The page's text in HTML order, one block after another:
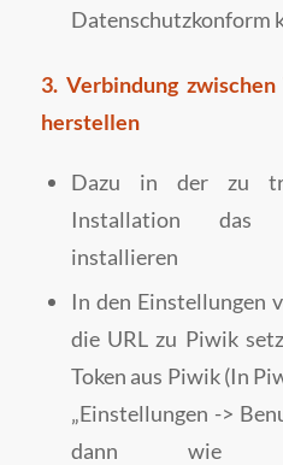
Datenschutzkonform
3. Verbindung
herstellen
Dazu in der zu
Installation das
installieren
In den Einstellungen
die URL zu Piwik
Token aus Piwik (In
„Einstellungen ->
dann wie